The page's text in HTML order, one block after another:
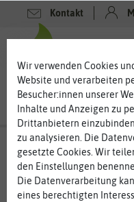
Kontakt
Wir verwenden Cookies
Website und verarbeiten
Besucher:innen unserer
Inhalte und Anzeigen zu
Drittanbietern
zu analysieren. Die
gesetzte Cookies. Wir
den Einstellungen
Die Datenverarbeitung
eines berechtigten